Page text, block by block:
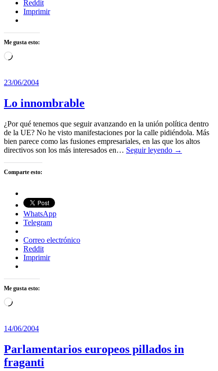
Reddit
Imprimir
Me gusta esto:
Cargando...
23/06/2004
Lo innombrable
¿Por qué tenemos que seguir avanzando en la unión política dentro
de la UE? No he visto manifestaciones por la calle pidiéndola. Más
bien parece como las fusiones empresariales, en las que los altos
directivos son los más interesados en… Seguir leyendo →
Comparte esto:
WhatsApp
Telegram
Correo electrónico
Reddit
Imprimir
Me gusta esto:
Cargando...
14/06/2004
Parlamentarios europeos pillados in
fraganti